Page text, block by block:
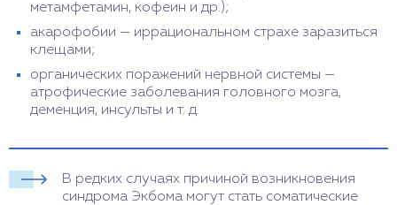
метамфетамин, кофеин и др.);
акарофобии — иррациональном страхе заразиться
клещами;
органических поражений нервной системы —
атрофические заболевания головного мозга,
деменция, инсульты и т. д.
В редких случаях причиной возникновения
синдрома Экбома могут стать соматические